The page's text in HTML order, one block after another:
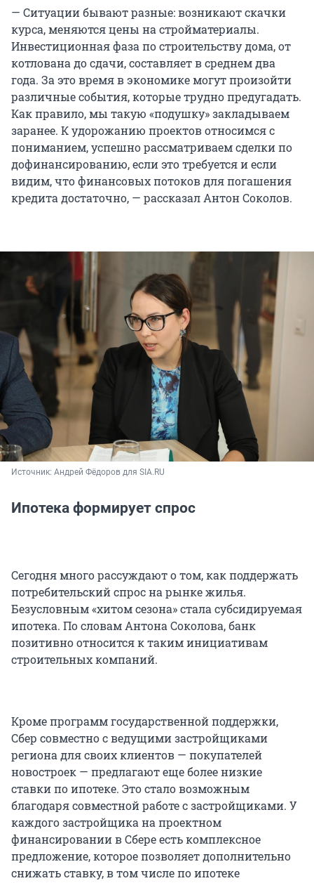
— Ситуации бывают разные: возникают скачки
курса, меняются цены на стройматериалы.
Инвестиционная фаза по строительству дома, от
котлована до сдачи, составляет в среднем два
года. За это время в экономике могут произойти
различные события, которые трудно предугадать.
Как правило, мы такую «подушку» закладываем
заранее. К удорожанию проектов относимся с
пониманием, успешно рассматриваем сделки по
дофинансированию, если это требуется и если
видим, что финансовых потоков для погашения
кредита достаточно, — рассказал Антон Соколов.
Источник: Андрей Фёдоров для SIA.RU
Ипотека формирует спрос
Сегодня много рассуждают о том, как поддержать
потребительский спрос на рынке жилья.
Безусловным «хитом сезона» стала субсидируемая
ипотека. По словам Антона Соколова, банк
позитивно относится к таким инициативам
строительных компаний.
Кроме программ государственной поддержки,
Сбер совместно с ведущими застройщиками
региона для своих клиентов — покупателей
новостроек — предлагают еще более низкие
ставки по ипотеке. Это стало возможным
благодаря совместной работе с застройщиками. У
каждого застройщика на проектном
финансировании в Сбере есть комплексное
предложение, которое позволяет дополнительно
снижать ставку, в том числе по ипотеке